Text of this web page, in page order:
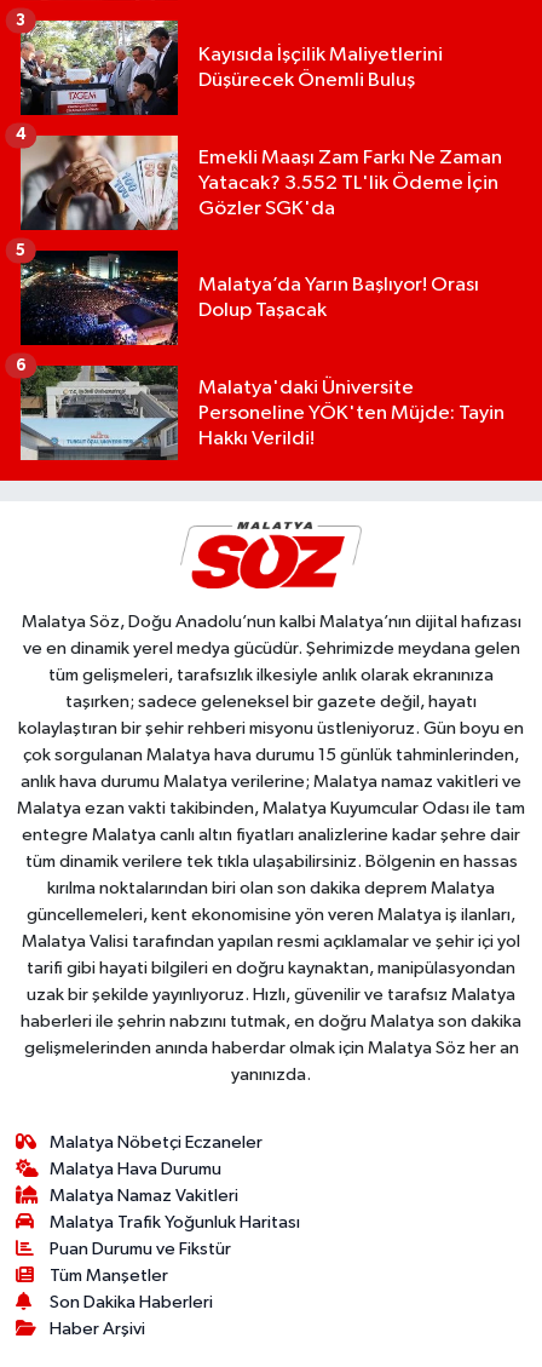
Kayısıda İşçilik Maliyetlerini
Düşürecek Önemli Buluş
3
Emekli Maaşı Zam Farkı Ne Zaman
Yatacak? 3.552 TL'lik Ödeme İçin
Gözler SGK'da
4
Malatya’da Yarın Başlıyor! Orası
Dolup Taşacak
5
Malatya'daki Üniversite
Personeline YÖK'ten Müjde: Tayin
Hakkı Verildi!
6
Malatya Söz, Doğu Anadolu’nun kalbi Malatya’nın dijital hafızası
ve en dinamik yerel medya gücüdür. Şehrimizde meydana gelen
tüm gelişmeleri, tarafsızlık ilkesiyle anlık olarak ekranınıza
taşırken; sadece geleneksel bir gazete değil, hayatı
kolaylaştıran bir şehir rehberi misyonu üstleniyoruz. Gün boyu en
çok sorgulanan Malatya hava durumu 15 günlük tahminlerinden,
anlık hava durumu Malatya verilerine; Malatya namaz vakitleri ve
Malatya ezan vakti takibinden, Malatya Kuyumcular Odası ile tam
entegre Malatya canlı altın fiyatları analizlerine kadar şehre dair
tüm dinamik verilere tek tıkla ulaşabilirsiniz. Bölgenin en hassas
kırılma noktalarından biri olan son dakika deprem Malatya
güncellemeleri, kent ekonomisine yön veren Malatya iş ilanları,
Malatya Valisi tarafından yapılan resmi açıklamalar ve şehir içi yol
tarifi gibi hayati bilgileri en doğru kaynaktan, manipülasyondan
uzak bir şekilde yayınlıyoruz. Hızlı, güvenilir ve tarafsız Malatya
haberleri ile şehrin nabzını tutmak, en doğru Malatya son dakika
gelişmelerinden anında haberdar olmak için Malatya Söz her an
yanınızda.
Malatya Nöbetçi Eczaneler
Malatya Hava Durumu
Malatya Namaz Vakitleri
Malatya Trafik Yoğunluk Haritası
Puan Durumu ve Fikstür
Tüm Manşetler
Son Dakika Haberleri
Haber Arşivi